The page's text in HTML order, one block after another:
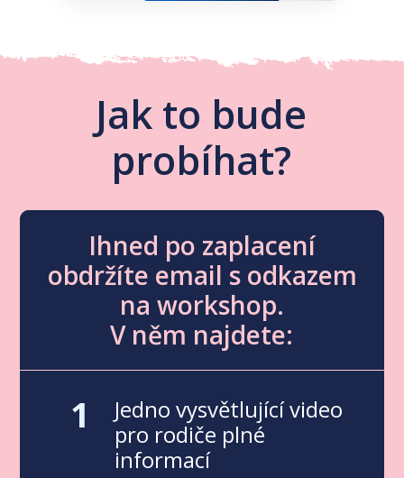
Jak to bude
probíhat?
Ihned po zaplacení
obdržíte email s odkazem
na workshop.
V něm najdete:
1
Jedno vysvětlující video
pro rodiče plné
informací